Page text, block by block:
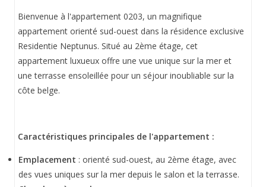
Bienvenue à l'appartement 0203, un magnifique
appartement orienté sud-ouest dans la résidence exclusive
Residentie Neptunus. Situé au 2ème étage, cet
appartement luxueux offre une vue unique sur la mer et
une terrasse ensoleillée pour un séjour inoubliable sur la
côte belge.
Caractéristiques principales de l'appartement :
Emplacement : orienté sud-ouest, au 2ème étage, avec
des vues uniques sur la mer depuis le salon et la terrasse.